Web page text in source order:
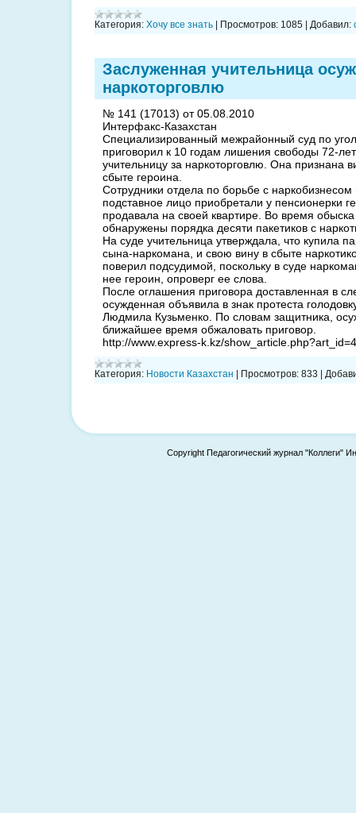
Категория: Хочу все знать | Просмотров: 1085 | Добавил:
Заслуженная учительница
наркоторговлю
№ 141 (17013) от 05.08.2010
Интерфакс-Казахстан
Специализированный межрайонный суд по
приговорил к 10 годам лишения свободы 72-
учительницу за наркоторговлю. Она признана
сбыте героина.
Сотрудники отдела по борьбе с
подставное лицо приобретали у пенсионерки
продавала на своей квартире. Во время
обнаружены порядка десяти пакетиков с
На суде учительница утверждала, что купила
сына-наркомана, и свою вину в сбыте
поверил подсудимой, поскольку в суде
нее героин, опроверг ее слова.
После оглашения приговора доставленная в
осужденная объявила в знак протеста
Людмила Кузьменко. По словам защитника,
ближайшее время обжаловать приговор.
http://www.express-k.kz/
Категория: Новости Казахстан | Просмотров: 833 |
Copyright Педагогический журнал "Коллеги"